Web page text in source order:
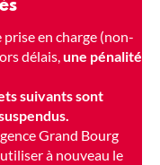
prise en charge (non-
délais,une pénalité
suivants sont
Grand Bourg
à nouveau le